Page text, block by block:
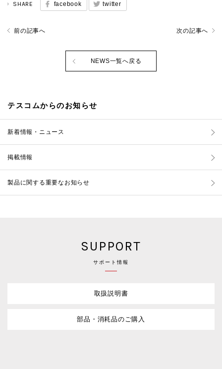
SHARE facebook twitter
前の記事へ 次の記事へ
NEWS一覧へ戻る
テスコムからのお知らせ
新着情報・ニュース
掲載情報
製品に関する重要なお知らせ
SUPPORT
サポート情報
取扱説明書
部品・消耗品のご購入